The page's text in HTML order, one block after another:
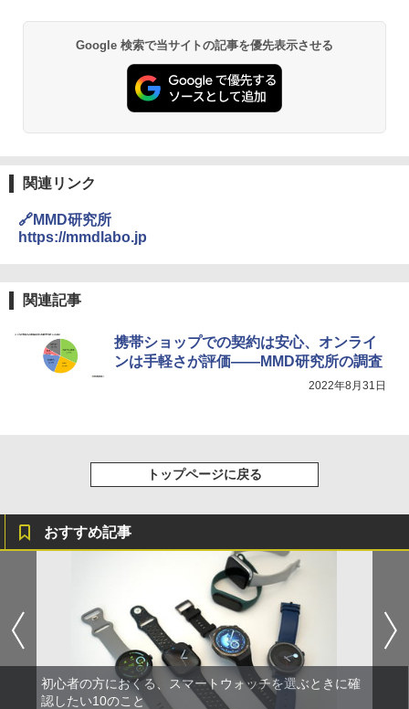
Google 検索で当サイトの記事を優先表示させる
関連リンク
🔗MMD研究所
https://mmdlabo.jp
関連記事
携帯ショップでの契約は安心、オンライ
ンは手軽さが評価――MMD研究所の調査
2022年8月31日
トップページに戻る
おすすめ記事
初心者の方におくる、スマートウォッチを選ぶときに確
認したい10のこと